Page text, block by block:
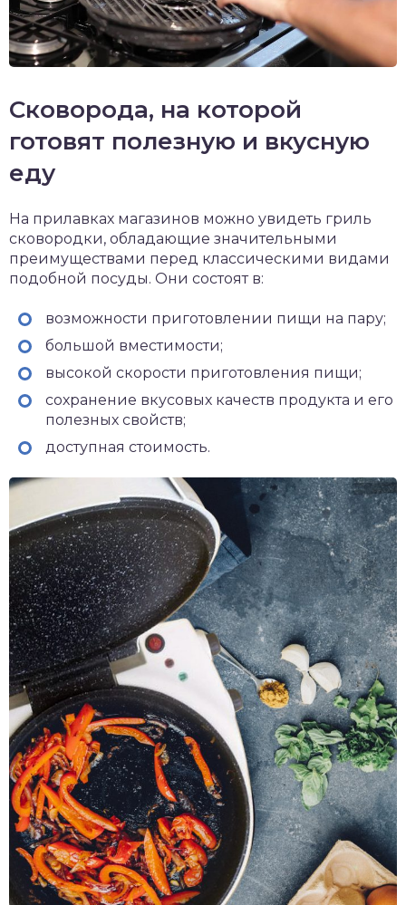
Сковорода, на которой
готовят полезную и вкусную
еду
На прилавках магазинов можно увидеть гриль
сковородки, обладающие значительными
преимуществами перед классическими видами
подобной посуды. Они состоят в:
возможности приготовлении пищи на пару;
большой вместимости;
высокой скорости приготовления пищи;
сохранение вкусовых качеств продукта и его
полезных свойств;
доступная стоимость.